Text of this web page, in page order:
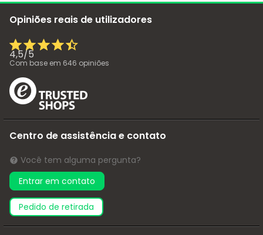
Opiniões reais de utilizadores
4,5/5
Com base em 646 opiniões
Centro de assistência e contato
Você tem alguma pergunta?
Entrar em contato
pedido de retirada